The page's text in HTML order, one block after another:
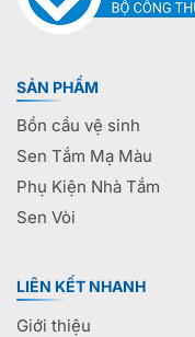
SẢN PHẨM
Bồn cầu vệ sinh
Sen Tắm Mạ Màu
Phụ Kiện Nhà Tắm
Sen Vòi
LIÊN KẾT NHANH
Giới thiệu